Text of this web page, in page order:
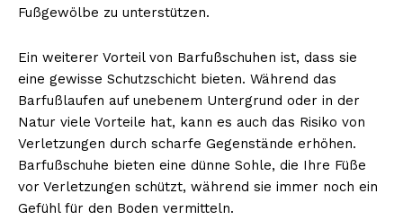
Fußgewölbe zu unterstützen.
Ein weiterer Vorteil von Barfußschuhen ist, dass sie
eine gewisse Schutzschicht bieten. Während das
Barfußlaufen auf unebenem Untergrund oder in der
Natur viele Vorteile hat, kann es auch das Risiko von
Verletzungen durch scharfe Gegenstände erhöhen.
Barfußschuhe bieten eine dünne Sohle, die Ihre Füße
vor Verletzungen schützt, während sie immer noch ein
Gefühl für den Boden vermitteln.